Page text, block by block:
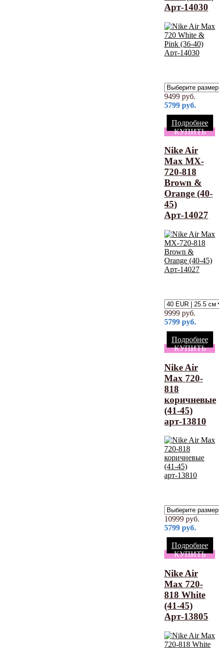
Арт-14030
9499 руб.
5799 руб.
Подробнее
КУПИТЬ
Nike Air
Max MX-
720-818
Brown &
Orange (40-
45)
Арт-14027
9999 руб.
5799 руб.
Подробнее
КУПИТЬ
Nike Air
Max 720-
818
коричневые
(41-45)
арт-13810
10999 руб.
5799 руб.
Подробнее
КУПИТЬ
Nike Air
Max 720-
818 White
(41-45)
Арт-13805